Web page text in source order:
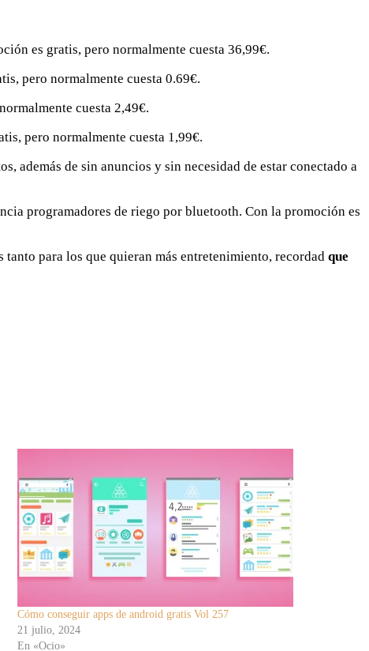
es gratis, pero normalmente cuesta 36,99€.
pero normalmente cuesta 0.69€.
cuesta 2,49€.
pero normalmente cuesta 1,99€.
además de sin anuncios y sin necesidad de estar conectado a
programadores de riego por bluetooth. Con la promoción es
para los que quieran más entretenimiento, recordad que
Cómo conseguir apps de android gratis Vol 257
21 julio, 2024
En «Ocio»